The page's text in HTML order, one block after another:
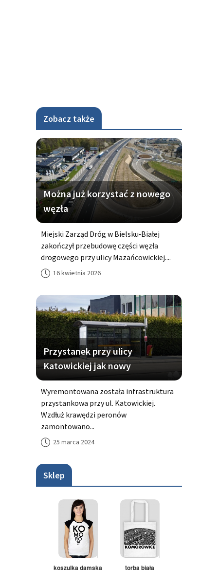
Zobacz także
Można już korzystać z nowego
węzła
Miejski Zarząd Dróg w Bielsku‑Białej
zakończył przebudowę części węzła
drogowego przy ulicy Mazańcowickiej....
16 kwietnia 2026
Przystanek przy ulicy
Katowickiej jak nowy
Wyremontowana została infrastruktura
przystankowa przy ul. Katowickiej.
Wzdłuż krawędzi peronów
zamontowano...
25 marca 2024
Sklep